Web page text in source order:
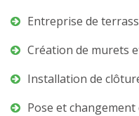
Entreprise de
Création de murets
Installation de
Pose et changement